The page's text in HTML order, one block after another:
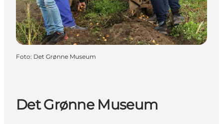
Foto: Det Grønne Museum
Det Grønne Museum